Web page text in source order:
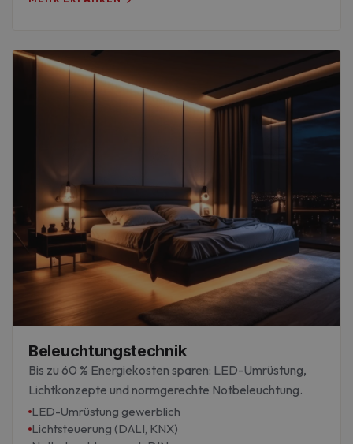
Beleuchtungstechnik
Bis zu 60 % Energiekosten sparen: LED-Umrüstung,
Lichtkonzepte und normgerechte Notbeleuchtung.
LED-Umrüstung gewerblich
Lichtsteuerung (DALI, KNX)